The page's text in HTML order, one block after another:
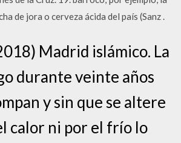
de jora o cerveza ácida del país (Sanz .
Madrid islámico. La
durante veinte años
y sin que se altere
calor ni por el frío lo